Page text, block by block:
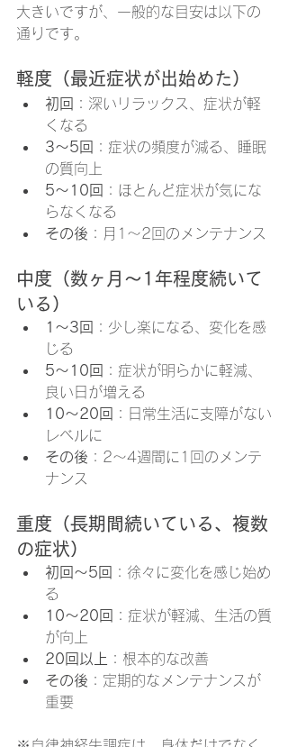
大きいですが、一般的な目安は以下の
通りです。
軽度（最近症状が出始めた）
初回
：深いリラックス、症状が軽
くなる
3〜5回
：症状の頻度が減る、睡眠
の質向上
5〜10回
：ほとんど症状が気にな
らなくなる
その後 ：月1〜2回のメンテナンス
中度（数ヶ月〜1年程度続いて
いる）
1〜3回
：少し楽になる、変化を感
じる
5〜10回
：症状が明らかに軽減、
良い日が増える
10〜20回
：日常生活に支障がない
レベルに
その後 ：2〜4週間に1回のメンテ
ナンス
重度（長期間続いている、複数
の症状）
初回〜5回
：徐々に変化を感じ始め
る
10〜20回
：症状が軽減、生活の質
が向上
20回以上 ：根本的な改善
その後 ：定期的なメンテナンスが
重要